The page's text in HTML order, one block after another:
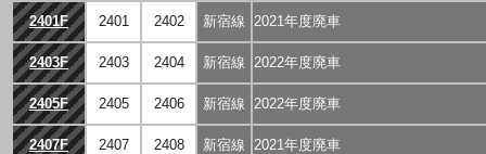
2401F
2401 2402 新宿線 2021年度廃車
2403F 2403 2404 新宿線 2022年度廃車
2405F 2405 2406 新宿線 2022年度廃車
2407F 2407 2408 新宿線 2021年度廃車